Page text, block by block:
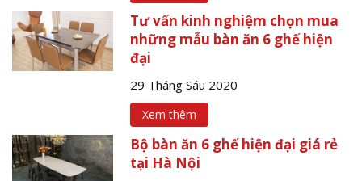
Tư vấn kinh nghiệm chọn mua
những mẫu bàn ăn 6 ghế hiện
đại
29 Tháng Sáu 2020
Xem thêm
Bộ bàn ăn 6 ghế hiện đại giá rẻ
tại Hà Nội